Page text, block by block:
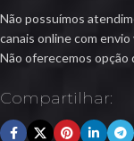
Não possuímos
canais online com
Não oferecemos opção
Compartilhar: